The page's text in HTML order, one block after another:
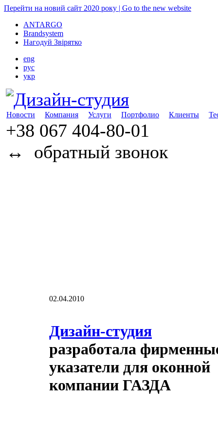
Перейти на новий сайт 2020 року | Go to the new website
ANTARGO
Brandsystem
Нагодуй Звірятко
eng
рус
укр
Новости Компания Услуги Портфолио Клиенты
+38 067 404-80-01
↔
обратный звонок
02.04.2010
Дизайн-студия
разработала
указатели для оконной
компании ГАЗДА